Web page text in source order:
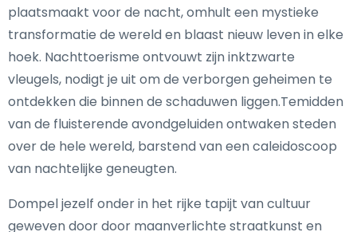
plaatsmaakt voor de nacht, omhult een mystieke
transformatie de wereld en blaast nieuw leven in elke
hoek. Nachttoerisme ontvouwt zijn inktzwarte
vleugels, nodigt je uit om de verborgen geheimen te
ontdekken die binnen de schaduwen liggen.Temidden
van de fluisterende avondgeluiden ontwaken steden
over de hele wereld, barstend van een caleidoscoop
van nachtelijke geneugten.
Dompel jezelf onder in het rijke tapijt van cultuur
geweven door door maanverlichte straatkunst en